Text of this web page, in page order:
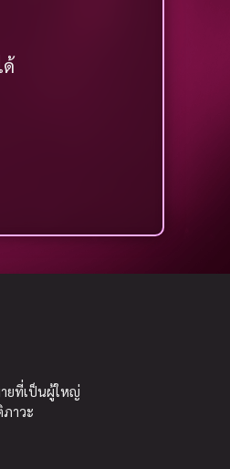
ด้
ยที่เป็นผู้ใหญ่
าวะ